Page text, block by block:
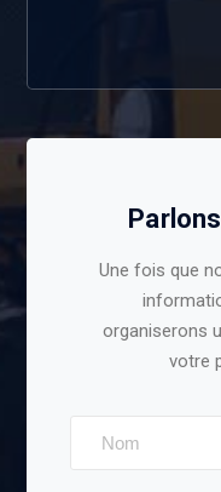
Une fois que
organiserons
votre